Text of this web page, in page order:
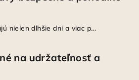
nielen dlhšie dni a viac p...
na udržateľnosť a